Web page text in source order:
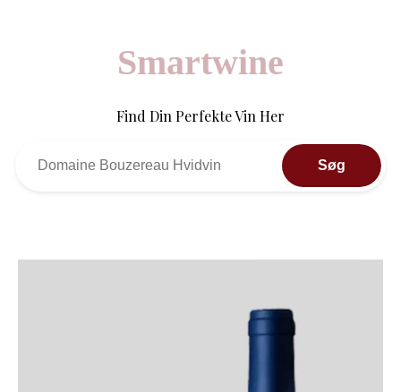
Smartwine
Find Din Perfekte Vin Her
Søg